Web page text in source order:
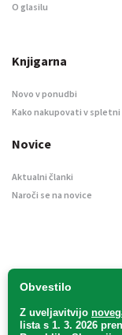
Obvestilo
Z uveljavitvijo
lista s 1. 3. 2026
O glasilu
Knjigarna
Novo v ponudbi
Kako nakupovati v spletni
Novice
Aktualni članki
Naroči se na novice